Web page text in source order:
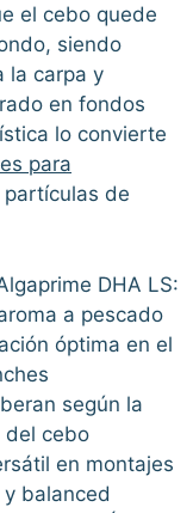
el cebo quede
siendo
la carpa y
en fondos
lo convierte
para
de
DHA LS:
a pescado
óptima en el
según la
del cebo
en montajes
balanced